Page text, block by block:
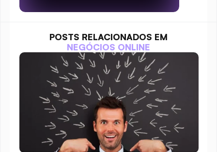
POSTS RELACIONADOS EM
NEGÓCIOS ONLINE